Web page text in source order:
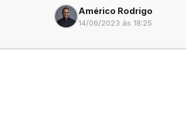
Américo Rodrigo
14/06/2023 às 18:25